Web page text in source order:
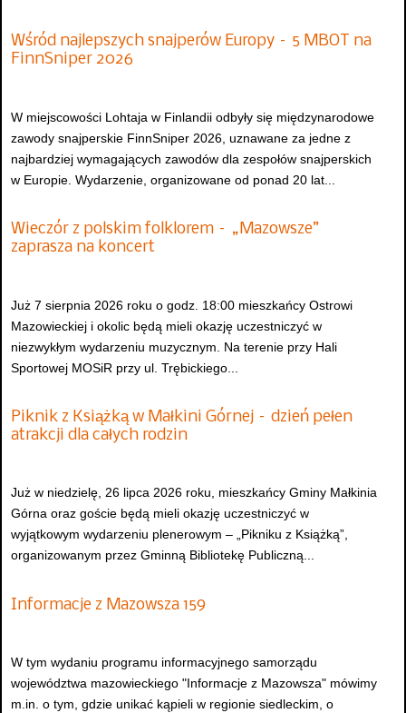
Wśród najlepszych snajperów Europy – 5 MBOT na
FinnSniper 2026
W miejscowości Lohtaja w Finlandii odbyły się międzynarodowe
zawody snajperskie FinnSniper 2026, uznawane za jedne z
najbardziej wymagających zawodów dla zespołów snajperskich
w Europie. Wydarzenie, organizowane od ponad 20 lat...
Wieczór z polskim folklorem – „Mazowsze”
zaprasza na koncert
Już 7 sierpnia 2026 roku o godz. 18:00 mieszkańcy Ostrowi
Mazowieckiej i okolic będą mieli okazję uczestniczyć w
niezwykłym wydarzeniu muzycznym. Na terenie przy Hali
Sportowej MOSiR przy ul. Trębickiego...
Piknik z Książką w Małkini Górnej – dzień pełen
atrakcji dla całych rodzin
Już w niedzielę, 26 lipca 2026 roku, mieszkańcy Gminy Małkinia
Górna oraz goście będą mieli okazję uczestniczyć w
wyjątkowym wydarzeniu plenerowym – „Pikniku z Książką”,
organizowanym przez Gminną Bibliotekę Publiczną...
Informacje z Mazowsza 159
W tym wydaniu programu informacyjnego samorządu
województwa mazowieckiego "Informacje z Mazowsza" mówimy
m.in. o tym, gdzie unikać kąpieli w regionie siedleckim, o